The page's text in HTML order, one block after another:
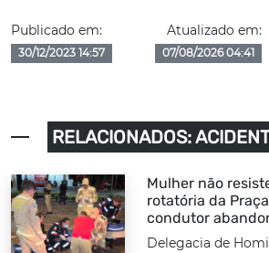
Publicado em:
30/12/2023 14:57
Atualizado em:
07/08/2026 04:41
RELACIONADOS:
Mulher não
rotatória da
condutor
Delegacia de